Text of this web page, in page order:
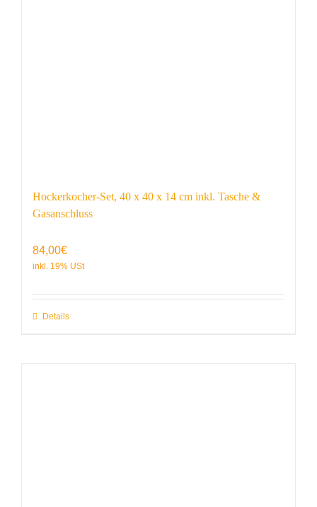
Hockerkocher-Set, 40 x 40 x 14 cm inkl. Tasche &
Gasanschluss
84,00€
Details